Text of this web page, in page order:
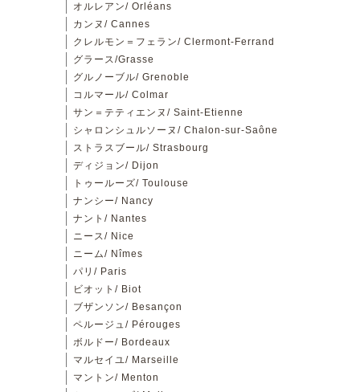
オルレアン/ Orléans
カンヌ/ Cannes
クレルモン＝フェラン/ Clermont-Ferrand
グラース/Grasse
グルノーブル/ Grenoble
コルマール/ Colmar
サン＝テティエンヌ/ Saint-Etienne
シャロンシュルソーヌ/ Chalon-sur-Saône
ストラスブール/ Strasbourg
ディジョン/ Dijon
トゥールーズ/ Toulouse
ナンシー/ Nancy
ナント/ Nantes
ニース/ Nice
ニーム/ Nîmes
パリ/ Paris
ビオット/ Biot
ブザンソン/ Besançon
ペルージュ/ Pérouges
ボルドー/ Bordeaux
マルセイユ/ Marseille
マントン/ Menton